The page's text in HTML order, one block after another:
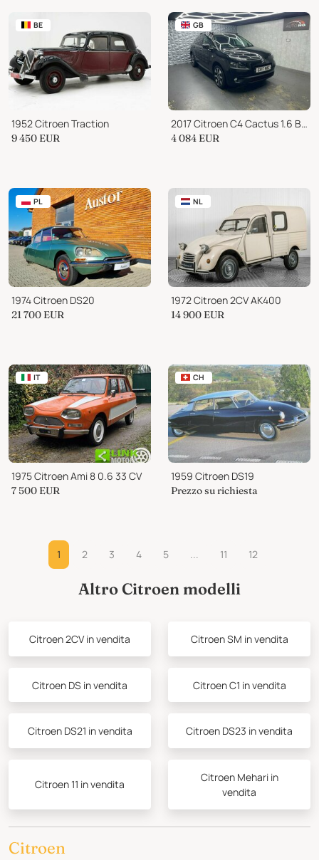
BE
1952 Citroen Traction
9 450 EUR
GB
2017 Citroen C4 Cactus 1.6 BlueHDi Flair Euro 6 5dr
4 084 EUR
PL
1974 Citroen DS20
21 700 EUR
NL
1972 Citroen 2CV AK400
14 900 EUR
IT
1975 Citroen Ami 8 0.6 33 CV
7 500 EUR
CH
1959 Citroen DS19
Prezzo su richiesta
1 2 3 4 5 ... 11 12
Altro Citroen modelli
Citroen 2CV in vendita Citroen SM in vendita
Citroen DS in vendita Citroen C1 in vendita
Citroen DS21 in vendita Citroen DS23 in vendita
Citroen 11 in vendita
Citroen Mehari in
vendita
Citroen